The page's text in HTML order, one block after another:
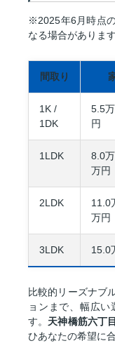
※2025年6月時点
なる場合があります
間取り
1K /
1DK
5.5
円
1LDK
8.0
万円
2LDK
11.0
万円
3LDK 15.0
比較的リーズナブ
ョンまで、幅広
す。 天神橋筋六丁
ひあなたの希望に